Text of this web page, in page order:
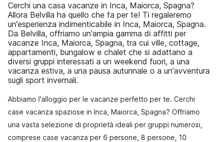
Cerchi una casa vacanze in Inca, Maiorca, Spagna?
Allora Belvilla ha quello che fa per te! Ti regaleremo
un'esperienza indimenticabile in Inca, Maiorca, Spagna.
Da Belvilla, offriamo un'ampia gamma di affitti per
vacanze Inca, Maiorca, Spagna, tra cui ville, cottage,
appartamenti, bungalow e chalet che si adattano a
diversi gruppi interessati a un weekend fuori, a una
vacanza estiva, a una pausa autunnale o a un'avventura
sugli sport invernali.
Abbiamo l'alloggio per le vacanze perfetto per te. Cerchi
case vacanza spaziose in Inca, Maiorca, Spagna? Offriamo
una vasta selezione di proprietà ideali per gruppi numerosi,
comprese case vacanza per 6 persone, 8 persone, 10